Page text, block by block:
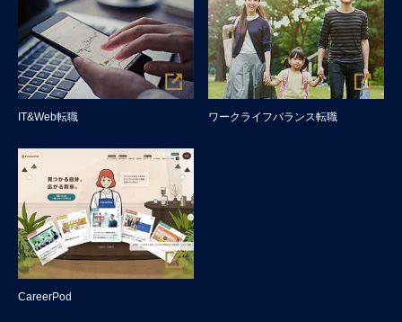
IT&Web転職 ワークライフバランス転職
CareerPod